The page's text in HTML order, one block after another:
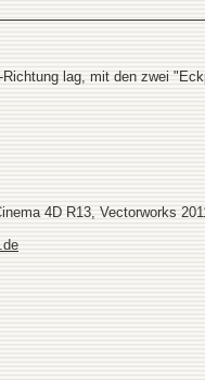
lag, mit den zwei
4D R13, Vectorworks